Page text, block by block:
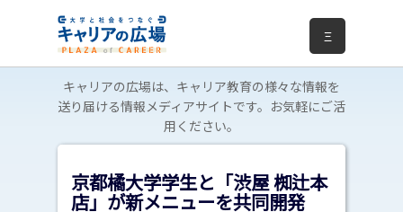
Ξ
キャリアの広場は、キャリア教育の様々な情報を
送り届ける情報メディアサイトです。お気軽にご活
用ください。
京都橘大学学生と「渋屋 椥辻本
店」が新メニューを共同開発